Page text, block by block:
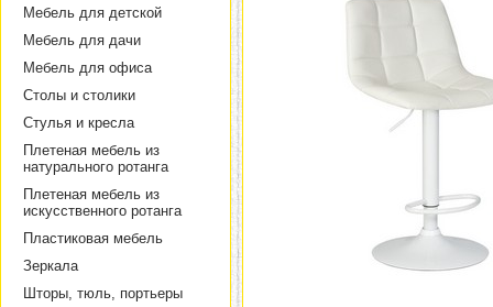
Мебель для детской
Мебель для дачи
Мебель для офиса
Столы и столики
Стулья и кресла
Плетеная мебель из
натурального ротанга
Плетеная мебель из
искусственного ротанга
Пластиковая мебель
Зеркала
Шторы, тюль, портьеры